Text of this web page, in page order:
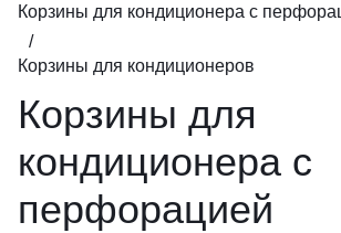
Корзины для кондиционера с
/
Корзины для кондиционеров
Корзины для
кондиционера с
перфорацией